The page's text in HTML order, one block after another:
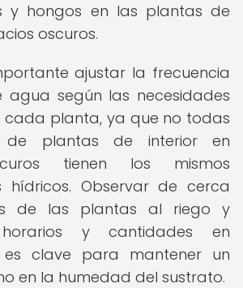
y hongos en las plantas de
oscuros.
ajustar la frecuencia
según las necesidades
cada planta, ya que no todas
de plantas de interior en
tienen los mismos
hídricos. Observar de cerca
de las plantas al riego y
y cantidades en
es clave para mantener un
en la humedad del sustrato.